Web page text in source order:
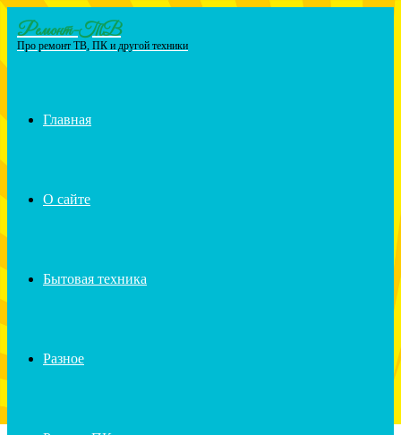
Menu
Ремонт-ТВ
Про ремонт ТВ, ПК и другой техники
Главная
О сайте
Бытовая техника
Разное